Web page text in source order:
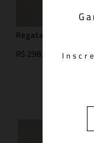
Regata Under Moss
R$ 298,00